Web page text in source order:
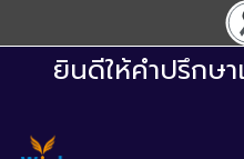
ยินดีให้คำปรึกษ